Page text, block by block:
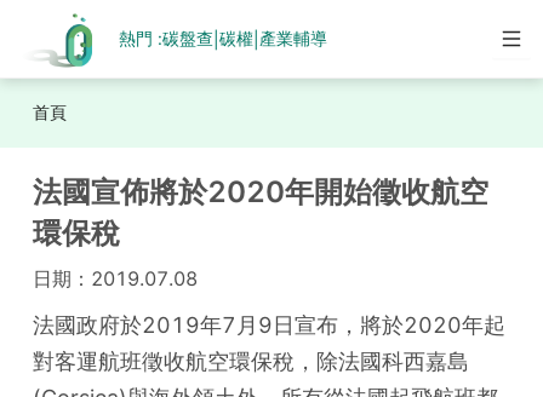
熱門 :碳盤查 碳權| 產業輔導
首頁
法國宣佈將於2020年開始徵收航空
環保稅
日期： 2019.07.08
法國政府於2019年7月9日宣布，將於2020年起
對客運航班徵收航空環保稅，除法國科西嘉島